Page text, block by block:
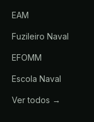
EAM
Fuzileiro Naval
EFOMM
Escola Naval
Ver todos →